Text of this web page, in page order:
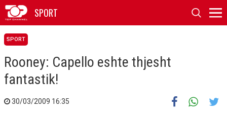
SPORT
SPORT
Rooney: Capello eshte thjesht
fantastik!
30/03/2009 16:35